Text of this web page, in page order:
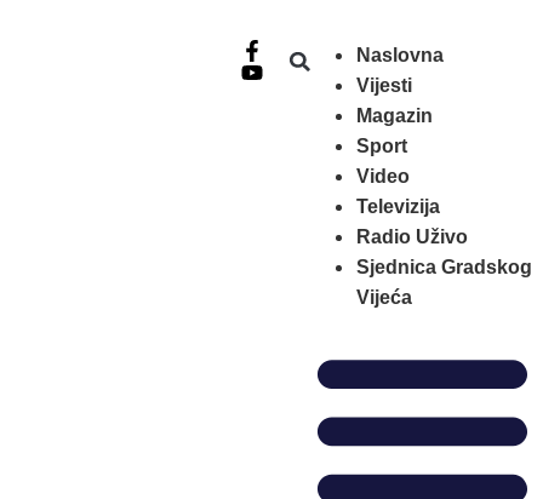
Naslovna
Vijesti
Magazin
Sport
Video
Televizija
Radio Uživo
Sjednica Gradskog
Vijeća